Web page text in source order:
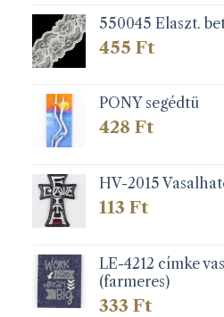
550045 Elaszt.
455 Ft
PONY segédtü
428 Ft
HV-2015
113 Ft
LE-4212 címke
(farmeres)
333 Ft